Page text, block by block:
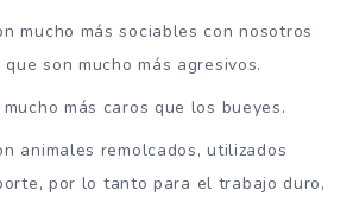
mucho más sociables con nosotros
son mucho más agresivos.
más caros que los bueyes.
animales remolcados, utilizados
por lo tanto para el trabajo duro,